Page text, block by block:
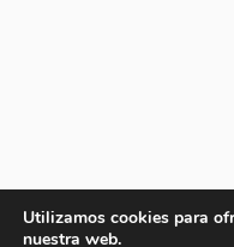
Utilizamos cookies para
nuestra web.